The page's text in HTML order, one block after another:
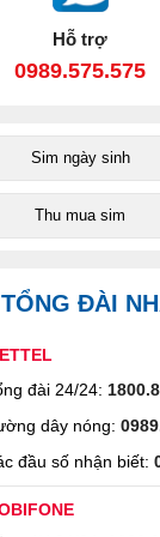
Hỗ trợ
0989.575.575
Sim ngày sinh
Thu mua sim
TỔNG ĐÀI
đài 24/24:
dây nóng:
đầu số nhận biết: